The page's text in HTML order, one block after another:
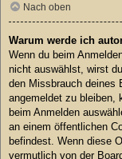
Nach oben
Warum werde ich
Wenn du beim
nicht auswählst, wirst
den Missbrauch deines
angemeldet zu bleiben,
beim Anmelden
an einem öffentlichen
befindest. Wenn diese
vermutlich von der